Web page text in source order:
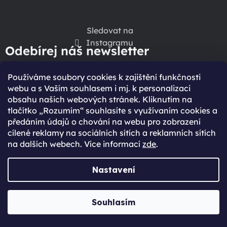
Používáme soubory cookies k zajištění funkčnosti
webu a s Vaším souhlasem i mj. k personalizaci
obsahu našich webových stránek. Kliknutím na
tlačítko „Rozumím“ souhlasíte s využívaním cookies a
předáním údajů o chování na webu pro zobrazení
cílené reklamy na sociálních sítích a reklamních sítích
na dalších webech. Více informací zde.
Nastavení
Souhlasím
Sledovat na
Instagramu
Odebírej náš newsletter
Speciální slevy a akce
Žádný spam
Kdykoliv se odhlásíš
Získejte exkluzivní přístup k novinkám, slevám a
nabídkám speciálně pro vás.
CHCI SPECIÁLNÍ VÝHODY
Vložením e-mailu souhlasíte s